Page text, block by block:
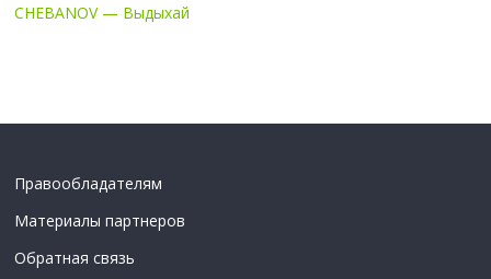
CHEBANOV — Выдыхай
Правообладателям
Материалы партнеров
Обратная связь